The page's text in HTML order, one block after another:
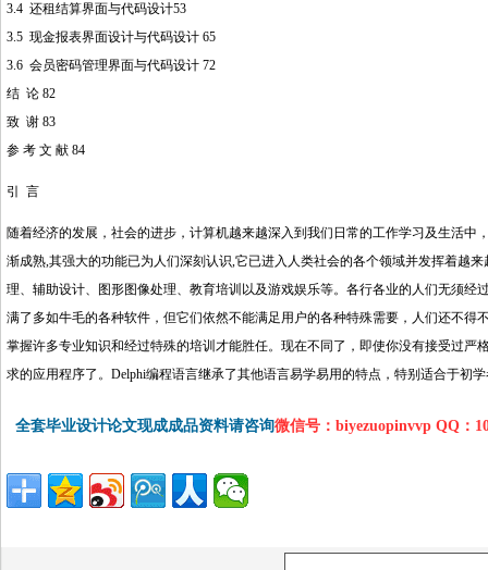
3.4 还租结算界面与代码设计53
3.5 现金报表界面设计与代码设计 65
3.6 会员密码管理界面与代码设计 72
结 论 82
致 谢 83
参 考 文 献 84
引 言
随着经济的发展，社会的进步，计算机越来越深入到我们日常的工作学习及生活
渐成熟,其强大的功能已为人们深刻认识,它已进入人类社会的各个领域并发挥着越
理、辅助设计、图形图像处理、教育培训以及游戏娱乐等。各行各业的人们无须
满了多如牛毛的各种软件，但它们依然不能满足用户的各种特殊需要，人们还不
掌握许多专业知识和经过特殊的培训才能胜任。现在不同了，即使你没有接受过
求的应用程序了。Delphi编程语言继承了其他语言易学易用的特点，特别适合于初
全套毕业设计论文现成成品资料请咨询微信号：biyezuopinvvp QQ